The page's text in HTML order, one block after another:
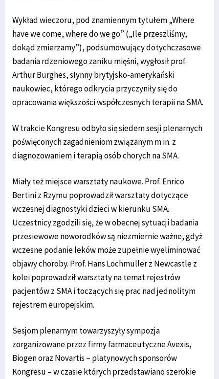
Wykład wieczoru, pod znamiennym tytułem „Where
have we come, where do we go” („Ile przeszliśmy,
dokąd zmierzamy”), podsumowujący dotychczasowe
badania rdzeniowego zaniku mięśni, wygłosił prof.
Arthur Burghes, słynny brytyjsko-amerykański
naukowiec, którego odkrycia przyczyniły się do
opracowania większości współczesnych terapii na SMA.
W trakcie Kongresu odbyło się siedem sesji plenarnych
poświęconych zagadnieniom związanym m.in. z
diagnozowaniem i terapią osób chorych na SMA.
Miały też miejsce warsztaty naukowe. Prof. Enrico
Bertini z Rzymu poprowadził warsztaty dotyczące
wczesnej diagnostyki dzieci w kierunku SMA.
Uczestnicy zgodzili się, że w obecnej sytuacji badania
przesiewowe noworodków są niezmiernie ważne, gdyż
wczesne podanie leków może zupełnie wyeliminować
objawy choroby. Prof. Hans Lochmuller z Newcastle z
kolei poprowadził warsztaty na temat rejestrów
pacjentów z SMA i toczących się prac nad jednolitym
rejestrem europejskim.
Sesjom plenarnym towarzyszyły sympozja
zorganizowane przez firmy farmaceutyczne Avexis,
Biogen oraz Novartis – platynowych sponsorów
Kongresu – w czasie których przedstawiano szerokie